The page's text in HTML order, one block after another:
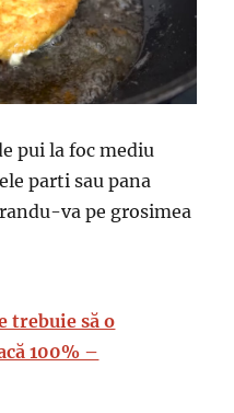
pui la foc mediu
parti sau pana
va pe grosimea
trebuie să o
100% –